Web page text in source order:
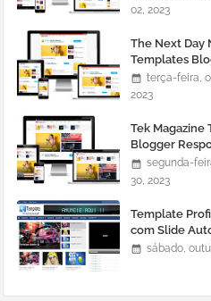
02, 2023
The Next Day
Templates
Responsivo
terça-feira,
2023
Tek Magazine
Blogger
segunda-
30, 2023
Template
com Slide
0465sábado,